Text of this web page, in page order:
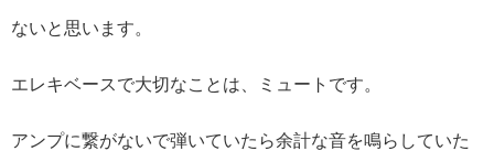
ないと思います。
エレキベースで大切なことは、ミュートです。
アンプに繋がないで弾いていたら余計な音を鳴らしていた